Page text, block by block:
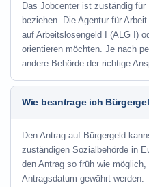
Das Jobcenter ist zuständig
beziehen. Die Agentur für
auf Arbeitslosengeld I (ALG I)
orientieren möchten. Je nach
andere Behörde der richtige
Wie beantrage ich
Den Antrag auf Bürgergeld
zuständigen Sozialbehörde in
den Antrag so früh wie
Antragsdatum gewährt werden.